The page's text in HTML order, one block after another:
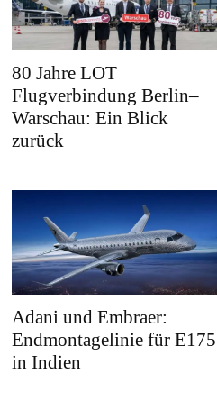
80 Jahre LOT
Flugverbindung Berlin–
Warschau: Ein Blick
zurück
Adani und Embraer:
Endmontagelinie für E175
in Indien